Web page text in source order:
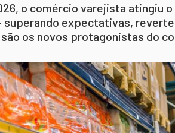
o comércio varejista atingiu
expectativas,
os novos protagonistas do